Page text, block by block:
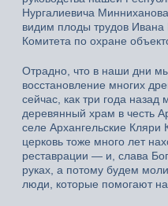
Нургалиевича
видим плоды трудов Ивана
Комитета по охране
Отрадно, что в наши дни
восстановление многих
сейчас, как три года
деревянный храм в честь
селе Архангельские Кляри
церковь тоже много лет
реставрации — и, слава
руках, а потому будем
люди, которые помогают